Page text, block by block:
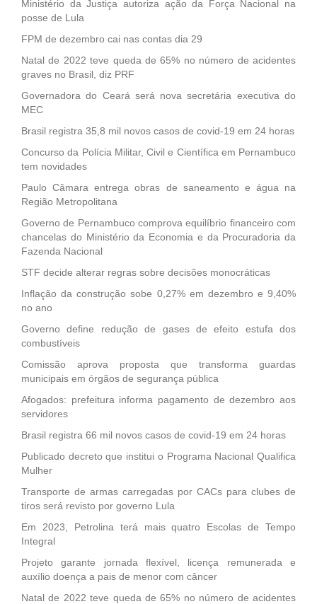
Ministério da Justiça autoriza ação da Força Nacional na
posse de Lula
FPM de dezembro cai nas contas dia 29
Natal de 2022 teve queda de 65% no número de acidentes
graves no Brasil, diz PRF
Governadora do Ceará será nova secretária executiva do
MEC
Brasil registra 35,8 mil novos casos de covid-19 em 24 horas
Concurso da Polícia Militar, Civil e Científica em Pernambuco
tem novidades
Paulo Câmara entrega obras de saneamento e água na
Região Metropolitana
Governo de Pernambuco comprova equilíbrio financeiro com
chancelas do Ministério da Economia e da Procuradoria da
Fazenda Nacional
STF decide alterar regras sobre decisões monocráticas
Inflação da construção sobe 0,27% em dezembro e 9,40%
no ano
Governo define redução de gases de efeito estufa dos
combustíveis
Comissão aprova proposta que transforma guardas
municipais em órgãos de segurança pública
Afogados: prefeitura informa pagamento de dezembro aos
servidores
Brasil registra 66 mil novos casos de covid-19 em 24 horas
Publicado decreto que institui o Programa Nacional Qualifica
Mulher
Transporte de armas carregadas por CACs para clubes de
tiros será revisto por governo Lula
Em 2023, Petrolina terá mais quatro Escolas de Tempo
Integral
Projeto garante jornada flexível, licença remunerada e
auxílio doença a pais de menor com câncer
Natal de 2022 teve queda de 65% no número de acidentes